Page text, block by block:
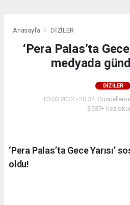
Anasayfa DİZİLER
‘Pera Palas’ta
medyada
DİZİLER
03.03.2022 - 20:34,
3587+ kez
‘Pera Palas’ta Gece Yarısı’
oldu!